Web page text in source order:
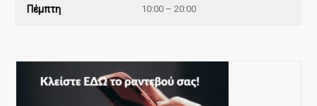
Πέμπτη 10:00 – 20:00